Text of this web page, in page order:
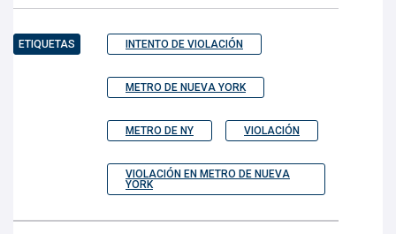
ETIQUETAS INTENTO DE VIOLACIÓN
METRO DE NUEVA YORK
METRO DE NY VIOLACIÓN
VIOLACIÓN EN METRO DE NUEVA
YORK